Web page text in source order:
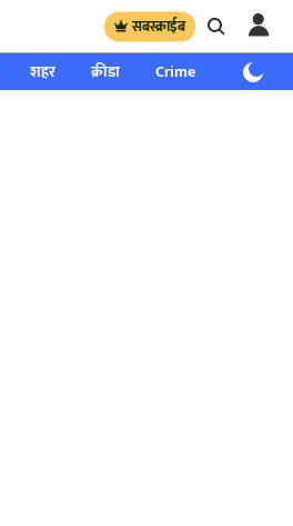
सबस्क्राईब
शहर क्रीडा Crime साप्ताहिक